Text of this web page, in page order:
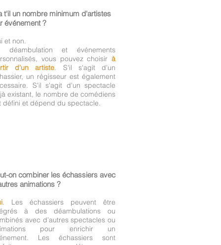
t'il un nombre minimum d'artistes
événement ?
et non.
déambulation et événements
vous pouvez choisir à
d'un artiste. S'il s'agit d'un
un régisseur est également
S'il s'agit d'un spectacle
existant, le nombre de comédiens
défini et dépend du spectacle.
on combiner les échassiers avec
animations ?
. Les échassiers peuvent être
à des déambulations ou
avec d’autres spectacles ou
pour enrichir un
Les échassiers sont